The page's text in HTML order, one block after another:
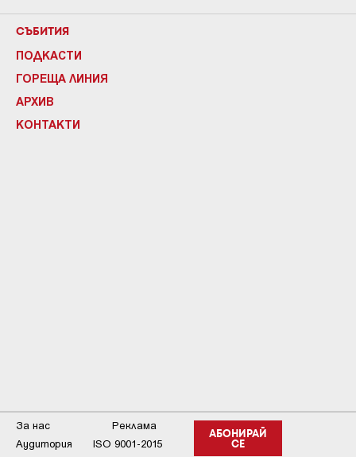
СЪБИТИЯ
ПОДКАСТИ
ГОРЕЩА ЛИНИЯ
АРХИВ
КОНТАКТИ
АБОНИРАЙ
СЕ
За нас
Реклама
Аудитория
ISO 9001-2015